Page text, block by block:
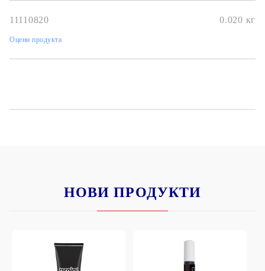
11110820 0.020 кг
Оцени продукта
НОВИ ПРОДУКТИ